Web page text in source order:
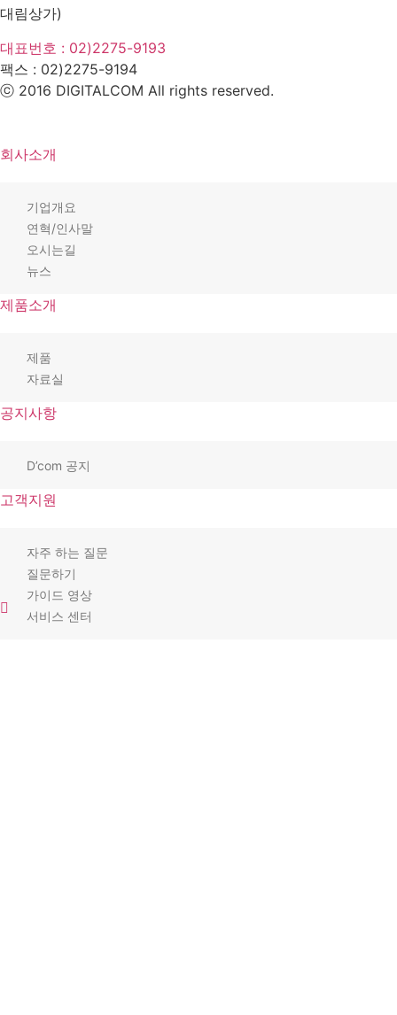
대림상가)
대표번호 : 02)2275-9193
팩스 : 02)2275-9194​
ⓒ 2016 DIGITALCOM All rights reserved.
회사소개
기업개요
연혁/인사말
오시는길
뉴스
제품소개
제품
자료실
공지사항
D’com 공지
고객지원
자주 하는 질문
질문하기
가이드 영상
서비스 센터